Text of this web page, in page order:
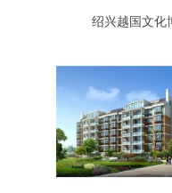
绍兴越国文化